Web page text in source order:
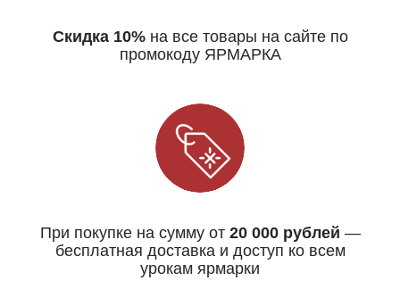
Скидка 10%на все товары на сайте по
промокоду ЯРМАРКА
При покупке на сумму от 20 000 рублей —
бесплатная доставка и доступ ко всем
урокам ярмарки